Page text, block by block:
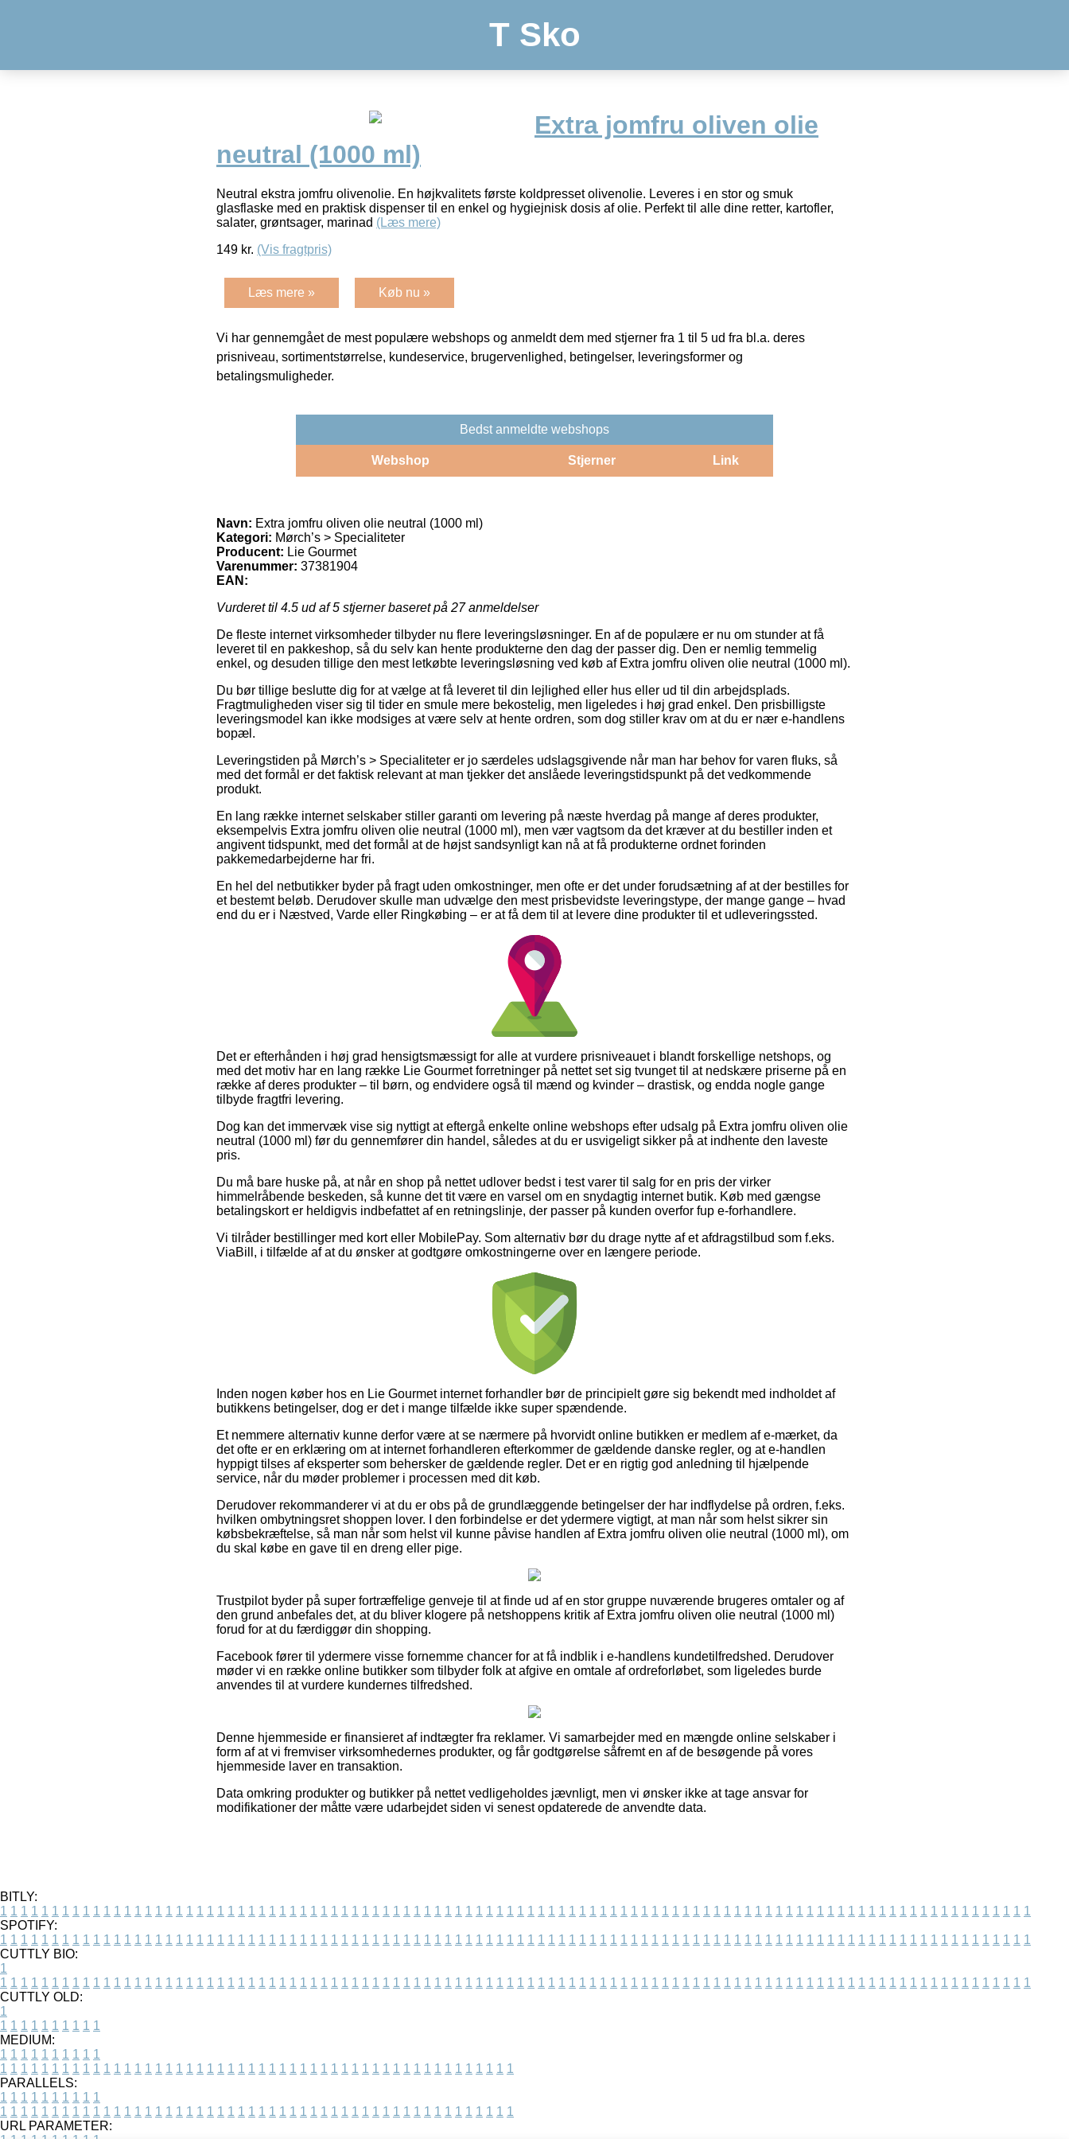
T Sko
Extra jomfru oliven olie
neutral (1000 ml)
Neutral ekstra jomfru olivenolie. En højkvalitets første koldpresset olivenolie. Leveres i en stor og smuk
glasflaske med en praktisk dispenser til en enkel og hygiejnisk dosis af olie. Perfekt til alle dine retter, kartofler,
salater, grøntsager, marinad (Læs mere)
149 kr. (Vis fragtpris)
Læs mere » Køb nu »
Vi har gennemgået de mest populære webshops og anmeldt dem med stjerner fra 1 til 5 ud fra bl.a. deres
prisniveau, sortimentstørrelse, kundeservice, brugervenlighed, betingelser, leveringsformer og
betalingsmuligheder.
Bedst anmeldte webshops
Webshop Stjerner Link
Navn: Extra jomfru oliven olie neutral (1000 ml)
Kategori: Mørch’s > Specialiteter
Producent: Lie Gourmet
Varenummer: 37381904
EAN:
Vurderet til 4.5 ud af 5 stjerner baseret på 27anmeldelser
De fleste internet virksomheder tilbyder nu flere leveringsløsninger. En af de populære er nu om stunder at få
leveret til en pakkeshop, så du selv kan hente produkterne den dag der passer dig. Den er nemlig temmelig
enkel, og desuden tillige den mest letkøbte leveringsløsning ved køb af Extra jomfru oliven olie neutral (1000 ml).
Du bør tillige beslutte dig for at vælge at få leveret til din lejlighed eller hus eller ud til din arbejdsplads.
Fragtmuligheden viser sig til tider en smule mere bekostelig, men ligeledes i høj grad enkel. Den prisbilligste
leveringsmodel kan ikke modsiges at være selv at hente ordren, som dog stiller krav om at du er nær e-handlens
bopæl.
Leveringstiden på Mørch’s > Specialiteter er jo særdeles udslagsgivende når man har behov for varen fluks, så
med det formål er det faktisk relevant at man tjekker det anslåede leveringstidspunkt på det vedkommende
produkt.
En lang række internet selskaber stiller garanti om levering på næste hverdag på mange af deres produkter,
eksempelvis Extra jomfru oliven olie neutral (1000 ml), men vær vagtsom da det kræver at du bestiller inden et
angivent tidspunkt, med det formål at de højst sandsynligt kan nå at få produkterne ordnet forinden
pakkemedarbejderne har fri.
En hel del netbutikker byder på fragt uden omkostninger, men ofte er det under forudsætning af at der bestilles for
et bestemt beløb. Derudover skulle man udvælge den mest prisbevidste leveringstype, der mange gange – hvad
end du er i Næstved, Varde eller Ringkøbing – er at få dem til at levere dine produkter til et udleveringssted.
Det er efterhånden i høj grad hensigtsmæssigt for alle at vurdere prisniveauet i blandt forskellige netshops, og
med det motiv har en lang række Lie Gourmet forretninger på nettet set sig tvunget til at nedskære priserne på en
række af deres produkter – til børn, og endvidere også til mænd og kvinder – drastisk, og endda nogle gange
tilbyde fragtfri levering.
Dog kan det immervæk vise sig nyttigt at eftergå enkelte online webshops efter udsalg på Extra jomfru oliven olie
neutral (1000 ml) før du gennemfører din handel, således at du er usvigeligt sikker på at indhente den laveste
pris.
Du må bare huske på, at når en shop på nettet udlover bedst i test varer til salg for en pris der virker
himmelråbende beskeden, så kunne det tit være en varsel om en snydagtig internet butik. Køb med gængse
betalingskort er heldigvis indbefattet af en retningslinje, der passer på kunden overfor fup e-forhandlere.
Vi tilråder bestillinger med kort eller MobilePay. Som alternativ bør du drage nytte af et afdragstilbud som f.eks.
ViaBill, i tilfælde af at du ønsker at godtgøre omkostningerne over en længere periode.
Inden nogen køber hos en Lie Gourmet internet forhandler bør de principielt gøre sig bekendt med indholdet af
butikkens betingelser, dog er det i mange tilfælde ikke super spændende.
Et nemmere alternativ kunne derfor være at se nærmere på hvorvidt online butikken er medlem af e-mærket, da
det ofte er en erklæring om at internet forhandleren efterkommer de gældende danske regler, og at e-handlen
hyppigt tilses af eksperter som behersker de gældende regler. Det er en rigtig god anledning til hjælpende
service, når du møder problemer i processen med dit køb.
Derudover rekommanderer vi at du er obs på de grundlæggende betingelser der har indflydelse på ordren, f.eks.
hvilken ombytningsret shoppen lover. I den forbindelse er det ydermere vigtigt, at man når som helst sikrer sin
købsbekræftelse, så man når som helst vil kunne påvise handlen af Extra jomfru oliven olie neutral (1000 ml), om
du skal købe en gave til en dreng eller pige.
Trustpilot byder på super fortræffelige genveje til at finde ud af en stor gruppe nuværende brugeres omtaler og af
den grund anbefales det, at du bliver klogere på netshoppens kritik af Extra jomfru oliven olie neutral (1000 ml)
forud for at du færdiggør din shopping.
Facebook fører til ydermere visse fornemme chancer for at få indblik i e-handlens kundetilfredshed. Derudover
møder vi en række online butikker som tilbyder folk at afgive en omtale af ordreforløbet, som ligeledes burde
anvendes til at vurdere kundernes tilfredshed.
Denne hjemmeside er finansieret af indtægter fra reklamer. Vi samarbejder med en mængde online selskaber i
form af at vi fremviser virksomhedernes produkter, og får godtgørelse såfremt en af de besøgende på vores
hjemmeside laver en transaktion.
Data omkring produkter og butikker på nettet vedligeholdes jævnligt, men vi ønsker ikke at tage ansvar for
modifikationer der måtte være udarbejdet siden vi senest opdaterede de anvendte data.
BITLY:
1 1 1 1 1 1 1 1 1 1 1 1 1 1 1 1 1 1 1 1 1 1 1 1 1 1 1 1 1 1 1 1 1 1 1 1 1 1 1 1 1 1 1 1 1 1 1 1 1 1 1 1 1 1 1 1 1 1 1 1 1 1 1 1 1 1 1 1 1 1 1 1 1 1 1 1 1 1 1 1 1 1 1 1 1 1 1 1 1 1 1 1 1 1 1 1 1 1 1 1
SPOTIFY:
1 1 1 1 1 1 1 1 1 1 1 1 1 1 1 1 1 1 1 1 1 1 1 1 1 1 1 1 1 1 1 1 1 1 1 1 1 1 1 1 1 1 1 1 1 1 1 1 1 1 1 1 1 1 1 1 1 1 1 1 1 1 1 1 1 1 1 1 1 1 1 1 1 1 1 1 1 1 1 1 1 1 1 1 1 1 1 1 1 1 1 1 1 1 1 1 1 1 1 1
CUTTLY BIO:
1
1 1 1 1 1 1 1 1 1 1 1 1 1 1 1 1 1 1 1 1 1 1 1 1 1 1 1 1 1 1 1 1 1 1 1 1 1 1 1 1 1 1 1 1 1 1 1 1 1 1 1 1 1 1 1 1 1 1 1 1 1 1 1 1 1 1 1 1 1 1 1 1 1 1 1 1 1 1 1 1 1 1 1 1 1 1 1 1 1 1 1 1 1 1 1 1 1 1 1 1
CUTTLY OLD:
1
1 1 1 1 1 1 1 1 1 1
MEDIUM:
1 1 1 1 1 1 1 1 1 1
1 1 1 1 1 1 1 1 1 1 1 1 1 1 1 1 1 1 1 1 1 1 1 1 1 1 1 1 1 1 1 1 1 1 1 1 1 1 1 1 1 1 1 1 1 1 1 1 1 1
PARALLELS:
1 1 1 1 1 1 1 1 1 1
1 1 1 1 1 1 1 1 1 1 1 1 1 1 1 1 1 1 1 1 1 1 1 1 1 1 1 1 1 1 1 1 1 1 1 1 1 1 1 1 1 1 1 1 1 1 1 1 1 1
URL PARAMETER: